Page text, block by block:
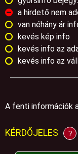
a hirdető nem
van néhány ár
kevés kép info
kevés info az
kevés info az
A fenti információk
KÉRDŐJELES ?